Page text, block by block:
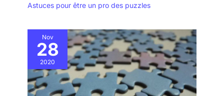
Astuces pour être un pro des puzzles
Nov
28
2020